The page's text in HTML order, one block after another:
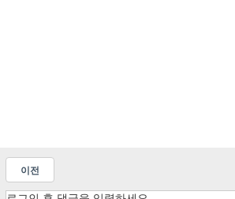
이전